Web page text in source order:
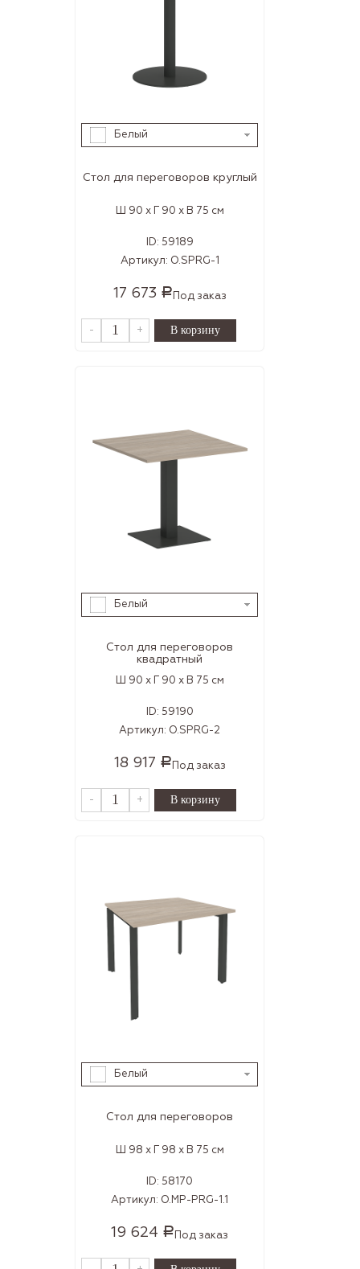
Белый
Стол для переговоров круглый
Ш 90 x Г 90 x В 75 см
ID: 59189
Артикул: O.SPRG-1
17 673 Р Под заказ
- +
Белый
Стол для переговоров
квадратный
Ш 90 x Г 90 x В 75 см
ID: 59190
Артикул: O.SPRG-2
18 917 Р Под заказ
- +
Белый
Стол для переговоров
Ш 98 x Г 98 x В 75 см
ID: 58170
Артикул: O.MP-PRG-1.1
19 624 Р Под заказ